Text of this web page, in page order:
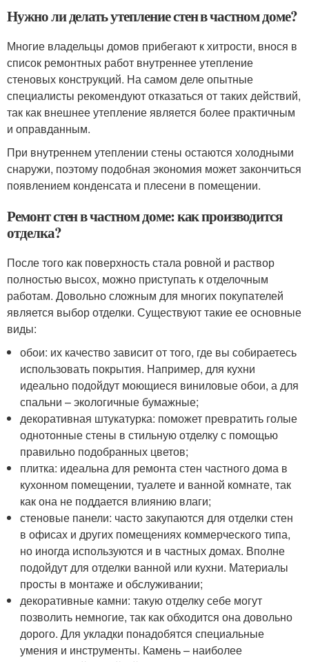
Нужно ли делать утепление стен в частном доме?
Многие владельцы домов прибегают к хитрости, внося в
список ремонтных работ внутреннее утепление
стеновых конструкций. На самом деле опытные
специалисты рекомендуют отказаться от таких действий,
так как внешнее утепление является более практичным
и оправданным.
При внутреннем утеплении стены остаются холодными
снаружи, поэтому подобная экономия может закончиться
появлением конденсата и плесени в помещении.
Ремонт стен в частном доме: как производится
отделка?
После того как поверхность стала ровной и раствор
полностью высох, можно приступать к отделочным
работам. Довольно сложным для многих покупателей
является выбор отделки. Существуют такие ее основные
виды:
обои: их качество зависит от того, где вы собираетесь
использовать покрытия. Например, для кухни
идеально подойдут моющиеся виниловые обои, а для
спальни – экологичные бумажные;
декоративная штукатурка: поможет превратить голые
однотонные стены в стильную отделку с помощью
правильно подобранных цветов;
плитка: идеальна для ремонта стен частного дома в
кухонном помещении, туалете и ванной комнате, так
как она не поддается влиянию влаги;
стеновые панели: часто закупаются для отделки стен
в офисах и других помещениях коммерческого типа,
но иногда используются и в частных домах. Вполне
подойдут для отделки ванной или кухни. Материалы
просты в монтаже и обслуживании;
декоративные камни: такую отделку себе могут
позволить немногие, так как обходится она довольно
дорого. Для укладки понадобятся специальные
умения и инструменты. Камень – наиболее